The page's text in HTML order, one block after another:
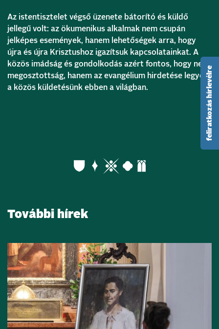
Az istentisztelet végső üzenete bátorító és küldő
jellegű volt: az ökumenikus alkalmak nem csupán
jelképes események, hanem lehetőségek arra, hogy
újra és újra Krisztushoz igazítsuk kapcsolatainkat. A
közös imádság és gondolkodás azért fontos, hogy ne a
megosztottság, hanem az evangélium hirdetése legyen
a közös küldetésünk ebben a világban.
További hírek
feliratkozás hírlevélre